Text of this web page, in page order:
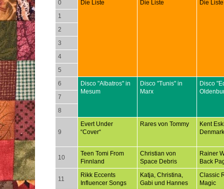
0 Die Liste Die Liste
Die Liste
1
2
3
4
5
6
Disco "Albatros" in
Mesum
Disco "Tunis" in
Marx
Disco
7
8
9
Evert Under
“Cover“
Rares von Tommy
Kent
Denmark
10
Teen Tomi From
Finnland
Christian von
Space Debris
Rainer
Back
11
Rikk Eccents
Influencer Songs
Katja, Christina,
Gabi und Hannes
Classic
Magic